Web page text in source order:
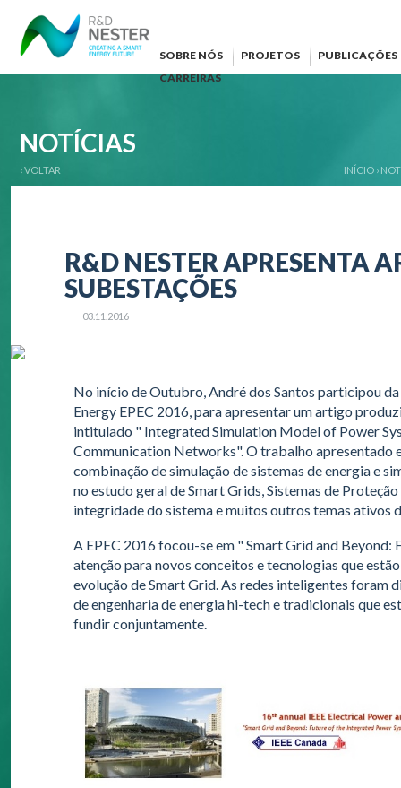
SOBRE NÓS PROJETOS
PUBLICAÇÕES
CARREIRAS
NOTÍCIAS
‹ VOLTAR INÍCIO ›
R&D NESTER APRESENTA
SUBESTAÇÕES
03.11.2016
No início de Outubro, André dos Santos participou
Energy EPEC 2016, para apresentar um artigo
intitulado " Integrated Simulation Model of Power
Communication Networks". O trabalho apresentado
combinação de simulação de sistemas de energia e
no estudo geral de Smart Grids, Sistemas de
integridade do sistema e muitos outros temas ativos
A EPEC 2016 focou-se em " Smart Grid and
atenção para novos conceitos e tecnologias que
evolução de Smart Grid. As redes inteligentes foram
de engenharia de energia hi-tech e tradicionais que
fundir conjuntamente.